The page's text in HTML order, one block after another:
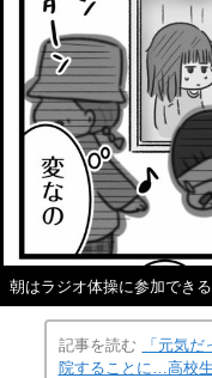
朝はラジオ体操に参加でき
記事を読む
「元気
院することに…高校